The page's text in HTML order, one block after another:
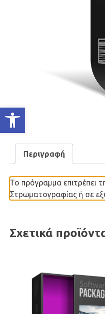
Ανοίξτε τη γραμμή εργαλείων
Περιγραφή
Το πρόγραμμα επιτρέπει
Στρωματογραφίας ή σε
Σχετικά